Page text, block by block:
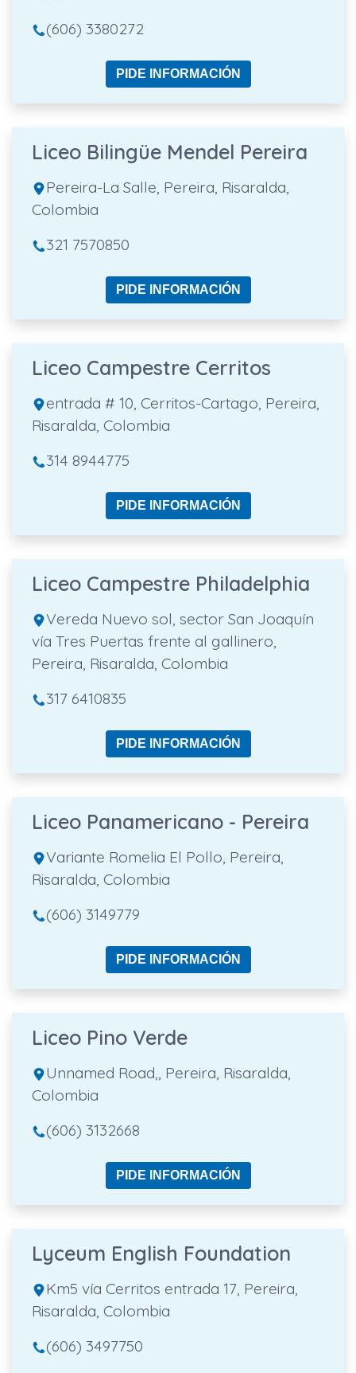
(606) 3380272
PIDE INFORMACIÓN
Liceo Bilingüe Mendel Pereira
Pereira-La Salle, Pereira, Risaralda,
Colombia
321 7570850
PIDE INFORMACIÓN
Liceo Campestre Cerritos
entrada # 10, Cerritos-Cartago, Pereira,
Risaralda, Colombia
314 8944775
PIDE INFORMACIÓN
Liceo Campestre Philadelphia
Vereda Nuevo sol, sector San Joaquín
vía Tres Puertas frente al gallinero,
Pereira, Risaralda, Colombia
317 6410835
PIDE INFORMACIÓN
Liceo Panamericano - Pereira
Variante Romelia El Pollo, Pereira,
Risaralda, Colombia
(606) 3149779
PIDE INFORMACIÓN
Liceo Pino Verde
Unnamed Road,, Pereira, Risaralda,
Colombia
(606) 3132668
PIDE INFORMACIÓN
Lyceum English Foundation
Km5 vía Cerritos entrada 17, Pereira,
Risaralda, Colombia
(606) 3497750